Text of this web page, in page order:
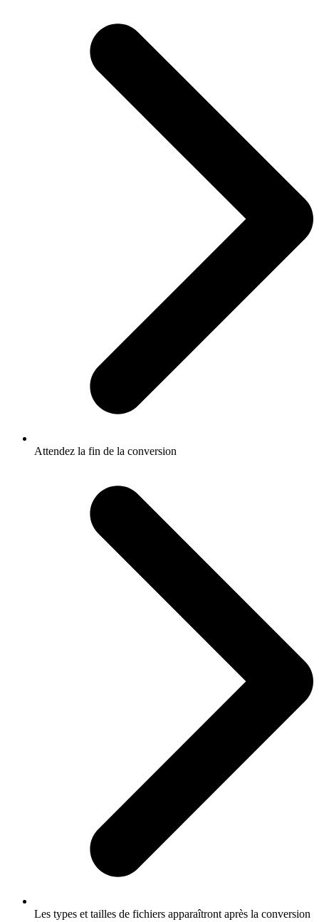
Attendez la fin de la conversion
Les types et tailles de fichiers apparaîtront après la conversion